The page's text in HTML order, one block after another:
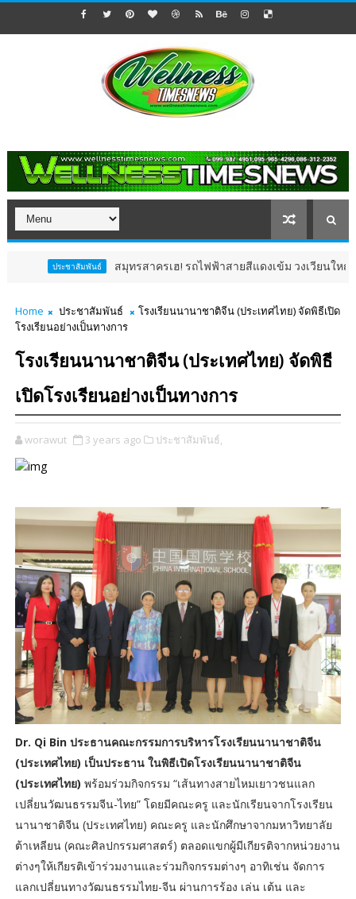
สมุทรสาครเฮ! รถไฟฟ้าสายสีแดงเข้ม วงเวียนใหญ่–มหาชัย
Home ประชาสัมพันธ์
โรงเรียนนานาชาติจีน (ประเทศไทย) จัดพิธีเปิด
โรงเรียนอย่างเป็นทางการ
โรงเรียนนานาชาติจีน (ประเทศไทย) จัดพิธี
เปิดโรงเรียนอย่างเป็นทางการ
worawut 3 years ago ประชาสัมพันธ์,
Dr. Qi Bin ประธานคณะกรรมการบริหารโรงเรียนนานาชาติจีน
(ประเทศไทย) เป็นประธาน ในพิธีเปิดโรงเรียนนานาชาติจีน
(ประเทศไทย) พร้อมร่วมกิจกรรม “เส้นทางสายไหมเยาวชนแลก
เปลี่ยนวัฒนธรรมจีน-ไทย” โดยมีคณะครู และนักเรียนจากโรงเรียน
นานาชาติจีน (ประเทศไทย) คณะครู และนักศึกษาจากมหาวิทยาลัย
ต้าเหลียน (คณะศิลปกรรมศาสตร์) ตลอดแขกผู้มีเกียรติจากหน่วยงาน
ต่างๆให้เกียรติเข้าร่วมงานและร่วมกิจกรรมต่างๆ อาทิเช่น จัดการ
แลกเปลี่ยนทางวัฒนธรรมไทย-จีน ผ่านการร้อง เล่น เต้น และ